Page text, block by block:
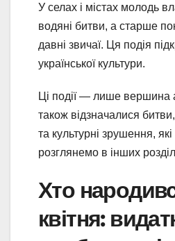
У селах і містах молодь
водяні битви, а старше
давні звичаї. Ця подія
української культури.
Ці події — лише вершина
також відзначалися битви,
та культурні зрушення,
розглянемо в інших
Хто
квітня: